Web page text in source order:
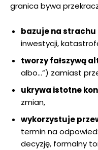
granica bywa
bazuje na strachu
inwestycji,
tworzy fałszywą
albo…”) zamiast
ukrywa istotne
zmian,
wykorzystuje
termin na
decyzję, formalny